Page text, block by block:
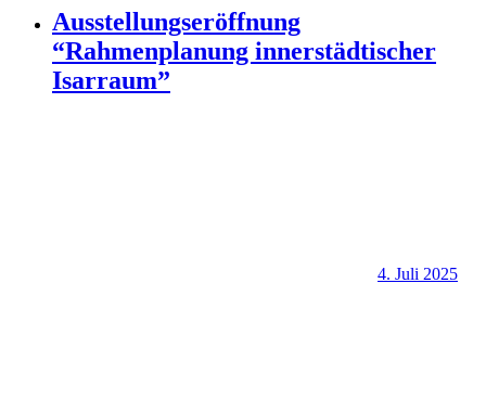
Ausstellungseröffnung
“Rahmenplanung innerstädtischer
Isarraum”
4. Juli 2025